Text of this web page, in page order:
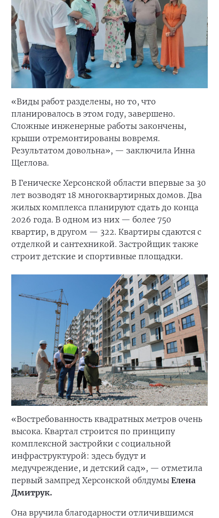
«Виды работ разделены, но то, что
планировалось в этом году, завершено.
Сложные инженерные работы закончены,
крыши отремонтированы вовремя.
Результатом довольна», — заключила Инна
Щеглова.
В Геническе Херсонской области впервые за 30
лет возводят 18 многоквартирных домов. Два
жилых комплекса планируют сдать до конца
2026 года. В одном из них — более 750
квартир, в другом — 322. Квартиры сдаются с
отделкой и сантехникой. Застройщик также
строит детские и спортивные площадки.
«Востребованность квадратных метров очень
высока. Квартал строится по принципу
комплексной застройки с социальной
инфраструктурой: здесь будут и
медучреждение, и детский сад», — отметила
первый зампред Херсонской облдумы Елена
Дмитрук.
Она вручила благодарности отличившимся